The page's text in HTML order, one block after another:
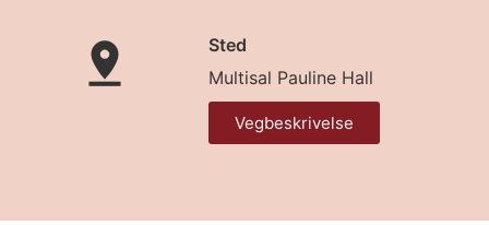
Sted
Multisal Pauline Hall
Vegbeskrivelse